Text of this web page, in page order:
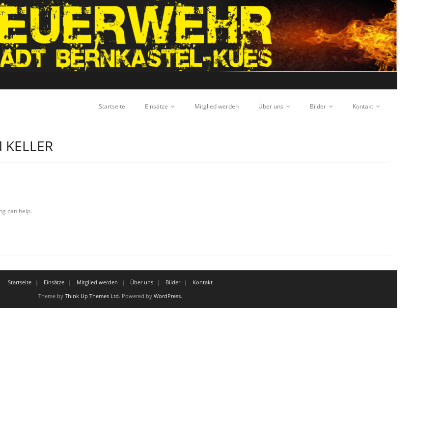
Startseite Einsätze Mitglied werden Über uns Bilder Kontakt
KELLER
can help.
Startseite Einsätze Mitglied werden Über uns Bilder
Kontakt
Theme by Think Up Themes Ltd. Powered by WordPress.